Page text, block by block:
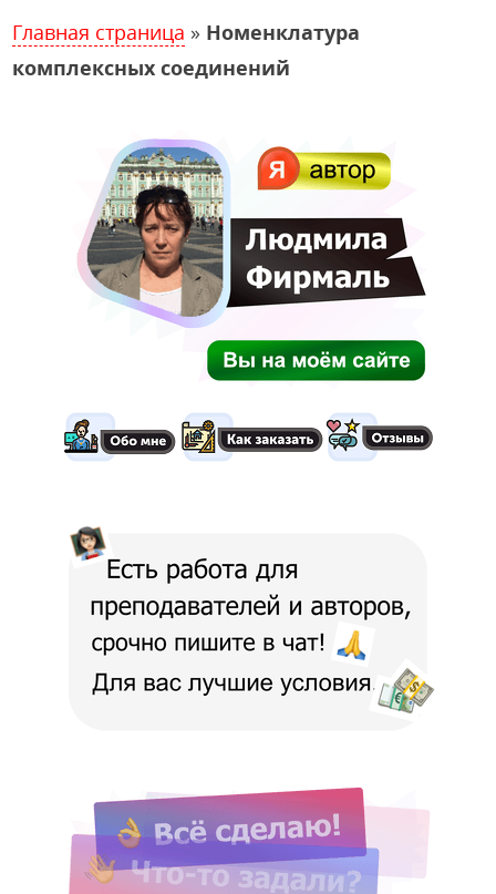
Главная страница » Номенклатура
комплексных соединений